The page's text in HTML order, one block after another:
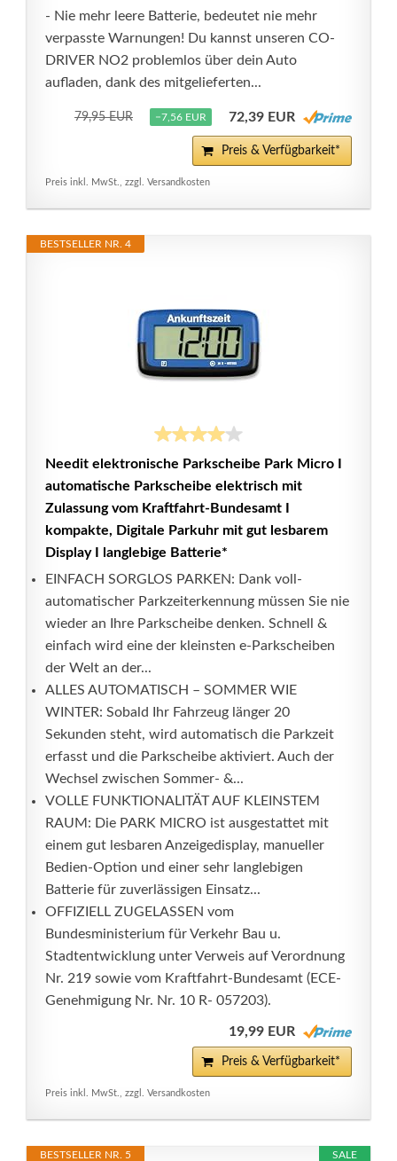
- Nie mehr leere Batterie, bedeutet nie mehr
verpasste Warnungen! Du kannst unseren CO-
DRIVER NO2 problemlos über dein Auto
aufladen, dank des mitgelieferten...
79,95 EUR −7,56 EUR 72,39 EUR
Preis & Verfügbarkeit*
Preis inkl. MwSt., zzgl. Versandkosten
BESTSELLER NR. 4
Needit elektronische Parkscheibe Park Micro I
automatische Parkscheibe elektrisch mit
Zulassung vom Kraftfahrt-Bundesamt I
kompakte, Digitale Parkuhr mit gut lesbarem
Display I langlebige Batterie*
EINFACH SORGLOS PARKEN: Dank voll-
automatischer Parkzeiterkennung müssen Sie nie
wieder an Ihre Parkscheibe denken. Schnell &
einfach wird eine der kleinsten e-Parkscheiben
der Welt an der...
ALLES AUTOMATISCH – SOMMER WIE
WINTER: Sobald Ihr Fahrzeug länger 20
Sekunden steht, wird automatisch die Parkzeit
erfasst und die Parkscheibe aktiviert. Auch der
Wechsel zwischen Sommer- &...
VOLLE FUNKTIONALITÄT AUF KLEINSTEM
RAUM: Die PARK MICRO ist ausgestattet mit
einem gut lesbaren Anzeigedisplay, manueller
Bedien-Option und einer sehr langlebigen
Batterie für zuverlässigen Einsatz...
OFFIZIELL ZUGELASSEN vom
Bundesministerium für Verkehr Bau u.
Stadtentwicklung unter Verweis auf Verordnung
Nr. 219 sowie vom Kraftfahrt-Bundesamt (ECE-
Genehmigung Nr. Nr. 10 R- 057203).
19,99 EUR
Preis & Verfügbarkeit*
Preis inkl. MwSt., zzgl. Versandkosten
SALE
BESTSELLER NR. 5